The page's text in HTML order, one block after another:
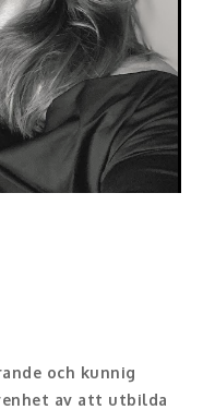
och kunnig
av att utbilda